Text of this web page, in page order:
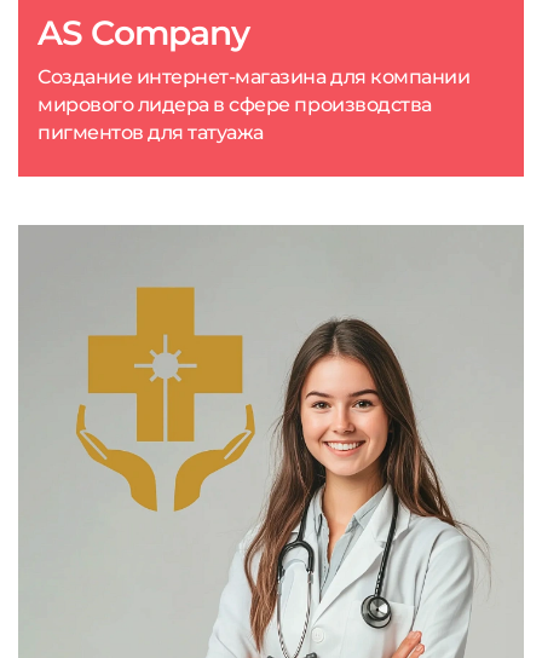
AS Company
Создание интернет-магазина для компании
мирового лидера в сфере производства
пигментов для татуажа